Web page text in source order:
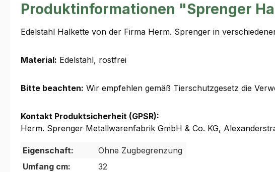
Produktinformationen "Sprenger
Edelstahl Halkette von der Firma Herm. Sprenger in
Material: Edelstahl, rostfrei
Bitte beachten: Wir empfehlen gemäß Tierschutzgesetz die
Kontakt Produktsicherheit (GPSR):
Herm. Sprenger Metallwarenfabrik GmbH & Co. KG,
Eigenschaft:
Ohne Zugbegrenzung
Umfang cm:
32